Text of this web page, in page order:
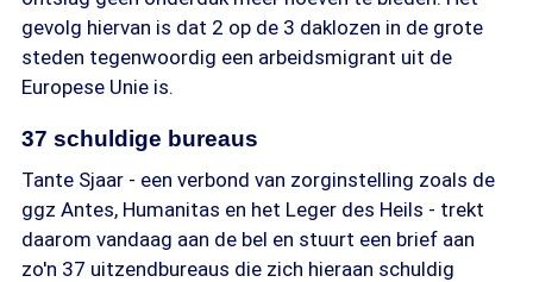
gevolg hiervan is dat 2 op de 3 daklozen in de grote
steden tegenwoordig een arbeidsmigrant uit de
Europese Unie is.
37 schuldige bureaus
Tante Sjaar - een verbond van zorginstelling zoals de
ggz Antes, Humanitas en het Leger des Heils - trekt
daarom vandaag aan de bel en stuurt een brief aan
zo'n 37 uitzendbureaus die zich hieraan schuldig